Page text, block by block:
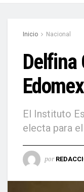
Inicio Nacional
Delfina
Edomex
El Instituto
electa para
por